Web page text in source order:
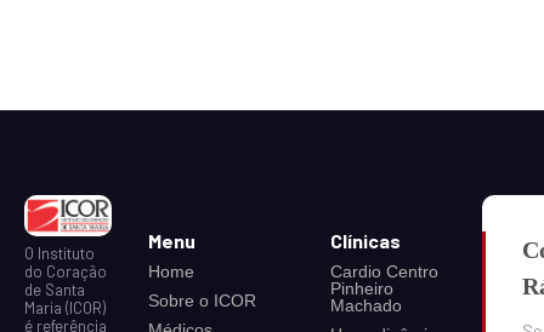
O Instituto
do Coração
de Santa
Maria (ICOR)
é referência
Menu
Home
Sobre o ICOR
Clínicas
Cardio Centro
Pinheiro
Machado